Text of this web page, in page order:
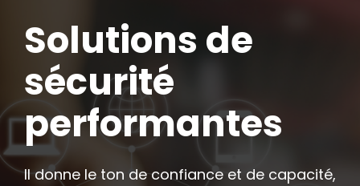
Solutions de
sécurité
performantes
Il donne le ton de confiance et de capacité,